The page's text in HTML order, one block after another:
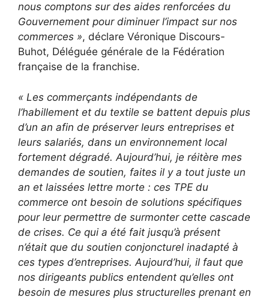
nous comptons sur des aides renforcées du
Gouvernement pour diminuer l’impact sur nos
commerces », déclare Véronique Discours-
Buhot, Déléguée générale de la Fédération
française de la franchise.
« Les commerçants indépendants de
l’habillement et du textile se battent depuis plus
d’un an afin de préserver leurs entreprises et
leurs salariés, dans un environnement local
fortement dégradé. Aujourd’hui, je réitère mes
demandes de soutien, faites il y a tout juste un
an et laissées lettre morte : ces TPE du
commerce ont besoin de solutions spécifiques
pour leur permettre de surmonter cette cascade
de crises. Ce qui a été fait jusqu’à présent
n’était que du soutien conjoncturel inadapté à
ces types d’entreprises. Aujourd’hui, il faut que
nos dirigeants publics entendent qu’elles ont
besoin de mesures plus structurelles prenant en